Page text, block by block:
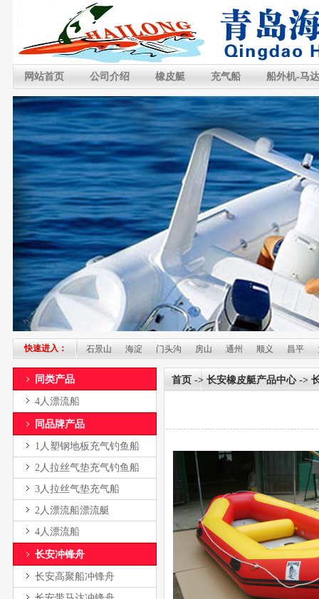
网站首页 公司介绍 橡皮艇 充气船 船外机-马达
快速进入：
朝阳 丰台 石景山 海淀 门头沟 房山 通州 顺义 昌平 大兴
同类产品
4人漂流船
同品牌产品
1人塑钢地板充气钓鱼船
2人拉丝气垫充气钓鱼船
3人拉丝气垫充气船
2人漂流船漂流艇
4人漂流船
长安冲锋舟
长安高聚船冲锋舟
首页 -> 长安橡皮艇产品中心->